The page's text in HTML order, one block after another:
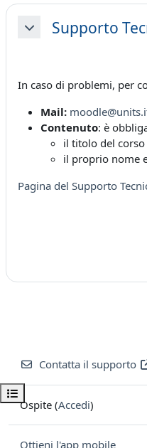
Apri indice del corso
MinimizzaSupporto
In caso di problemi, per
Mail:
Contenuto: è
il titolo del
il proprio nome
Pagina del Supporto
Contatta il supporto
Ospite (Accedi)
Ottieni l'app mobile